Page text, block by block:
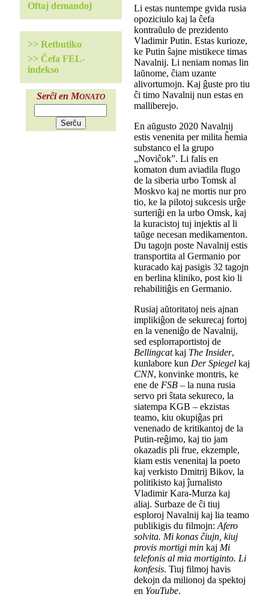
Oftaj demandoj
>> Retbutiko
>> Ĉefa FEL-
indekso
Serĉi en MONATO
Li estas nuntempe gvida rusia
opoziciulo kaj la ĉefa
kontraŭulo de prezidento
Vladimir Putin. Estas kurioze,
ke Putin ŝajne mistikece timas
Navalnij. Li neniam nomas lin
laŭnome, ĉiam uzante
alivortumojn. Kaj ĝuste pro tiu
ĉi timo Navalnij nun estas en
malliberejo.
En aŭgusto 2020 Navalnij
estis venenita per milita ĥemia
substanco el la grupo
„Noviĉok”. Li falis en
komaton dum aviadila flugo
de la siberia urbo Tomsk al
Moskvo kaj ne mortis nur pro
tio, ke la pilotoj sukcesis urĝe
surteriĝi en la urbo Omsk, kaj
la kuracistoj tuj injektis al li
taŭge necesan medikamenton.
Du tagojn poste Navalnij estis
transportita al Germanio por
kuracado kaj pasigis 32 tagojn
en berlina kliniko, post kio li
rehabilitiĝis en Germanio.
Rusiaj aŭtoritatoj neis ajnan
implikiĝon de sekurecaj fortoj
en la veneniĝo de Navalnij,
sed esplorraportistoj de
Bellingcatkaj The Insider,
kunlabore kun Der Spiegelkaj
CNN, konvinke montris, ke
ene de FSB– la nuna rusia
servo pri ŝtata sekureco, la
siatempa KGB – ekzistas
teamo, kiu okupiĝas pri
venenado de kritikantoj de la
Putin-reĝimo, kaj tio jam
okazadis pli frue, ekzemple,
kiam estis venenitaj la poeto
kaj verkisto Dmitrij Bikov, la
politikisto kaj ĵurnalisto
Vladimir Kara-Murza kaj
aliaj. Surbaze de ĉi tiuj
esploroj Navalnij kaj lia teamo
publikigis du filmojn: Afero
solvita. Mi konas ĉiujn, kiuj
provis mortigi minkaj Mi
telefonis al mia mortiginto. Li
konfesis. Tiuj filmoj havis
dekojn da milionoj da spektoj
en YouTube.